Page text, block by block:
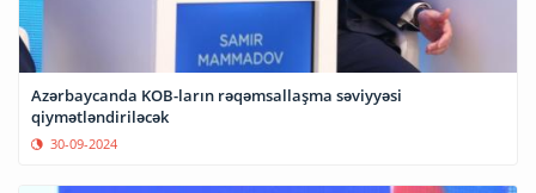
Azərbaycanda KOB-ların rəqəmsallaşma səviyyəsi
qiymətləndiriləcək
30-09-2024